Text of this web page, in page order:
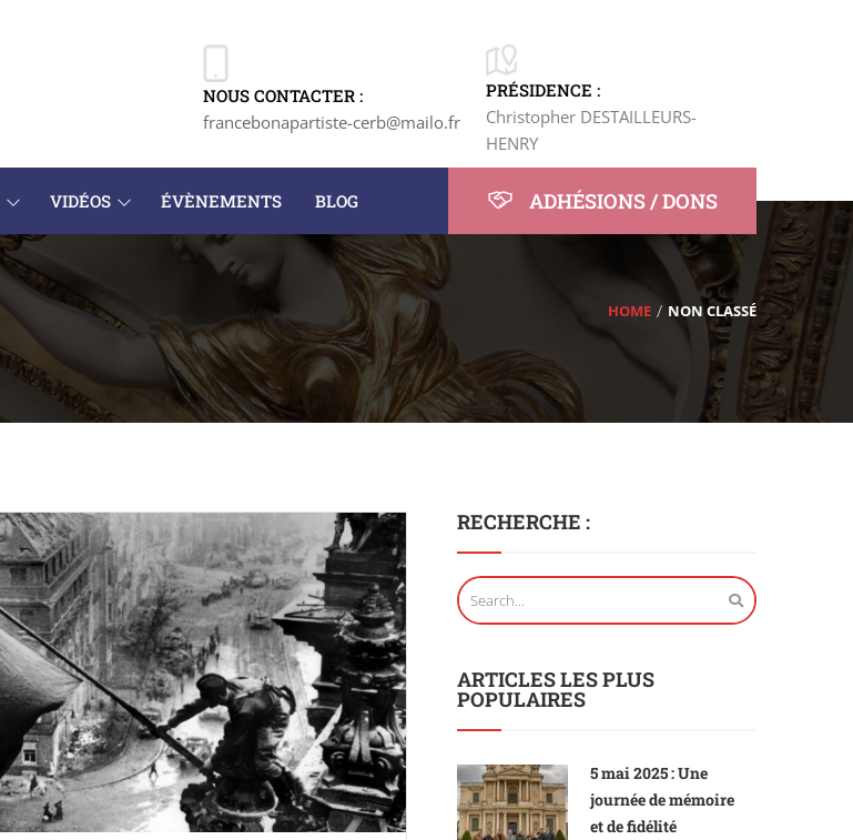
NOUS CONTACTER :
francebonapartiste-cerb@mailo.fr
PRÉSIDENCE :
Christopher DESTAILLEURS-
HENRY
VIDÉOS ÉVÈNEMENTS BLOG ADHÉSIONS / DONS
HOME NON CLASSÉ
RECHERCHE :
ARTICLES LES PLUS
POPULAIRES
5 mai 2025 : Une
journée de mémoire
et de fidélité